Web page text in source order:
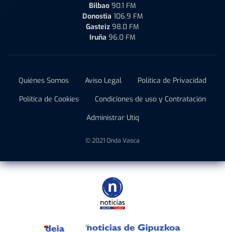
Bilbao 90.1 FM
Donostia 106.9 FM
Gasteiz 98.0 FM
Iruña 96.0 FM
Quiénes Somos Aviso Legal
Política de Privacidad
Política de Cookies
Condiciones de uso y Contratación
Administrar Utiq
© 2021 Onda Vasca